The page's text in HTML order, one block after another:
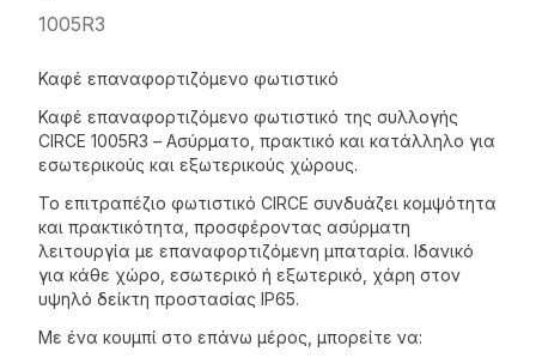
1005R3
Description
Καφέ επαναφορτιζόμενο φωτιστικό
Καφέ επαναφορτιζόμενο φωτιστικό της συλλογής
CIRCE 1005R3 – Ασύρματο, πρακτικό και κατάλληλο για
εσωτερικούς και εξωτερικούς χώρους.
Το επιτραπέζιο φωτιστικό CIRCE συνδυάζει κομψότητα
και πρακτικότητα, προσφέροντας ασύρματη
λειτουργία με επαναφορτιζόμενη μπαταρία. Ιδανικό
για κάθε χώρο, εσωτερικό ή εξωτερικό, χάρη στον
υψηλό δείκτη προστασίας IP65.
Με ένα κουμπί στο επάνω μέρος, μπορείτε να: